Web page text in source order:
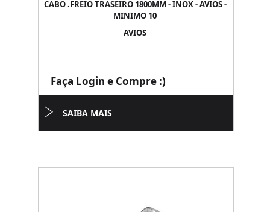
CABO .FREIO TRASEIRO 1800MM - INOX - AVIOS -
MINIMO 10
AVIOS
Faça Login e Compre :)
SAIBA MAIS